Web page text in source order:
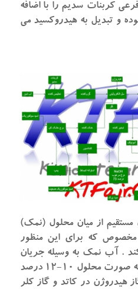
کربنات سدیم را با اضافه
و تبدیل به هیدروکسید می
مستقیم از میان محلول (نمک)
که برای این منظور
. آب نمک به وسیله جریان
الکتریسته تجزیه می شود و به صورت محلول ۱۰-۱۲ درصد
هیدروژن در کاتد و گاز کلر